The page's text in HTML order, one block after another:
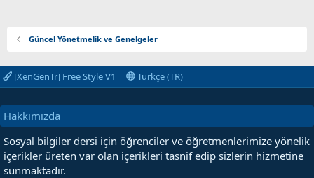
Güncel Yönetmelik ve Genelgeler
[XenGenTr] Free Style V1 Türkçe (TR)
Hakkımızda
Sosyal bilgiler dersi için öğrenciler ve öğretmenlerimize yönelik
içerikler üreten var olan içerikleri tasnif edip sizlerin hizmetine
sunmaktadır.